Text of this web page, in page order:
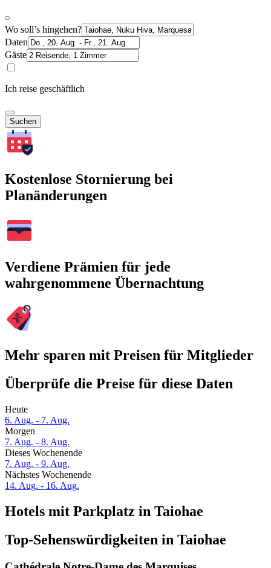
Wo soll’s hingehen?
Daten
Gäste
Ich reise geschäftlich
Suchen
Kostenlose Stornierung bei
Planänderungen
Verdiene Prämien für jede
wahrgenommene Übernachtung
Mehr sparen mit Preisen für Mitglieder
Überprüfe die Preise für diese Daten
Heute
6. Aug. - 7. Aug.
Morgen
7. Aug. - 8. Aug.
Dieses Wochenende
7. Aug. - 9. Aug.
Nächstes Wochenende
14. Aug. - 16. Aug.
Hotels mit Parkplatz in Taiohae
Top-Sehenswürdigkeiten in Taiohae